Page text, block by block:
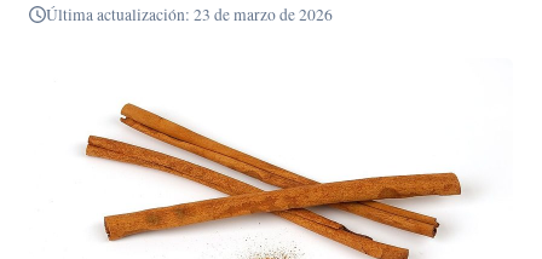
Última actualización: 23 de marzo de 2026